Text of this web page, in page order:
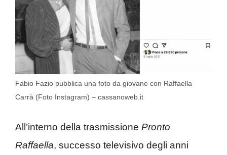
Fabio Fazio pubblica una foto da giovane con Raffaella
Carrà (Foto Instagram) – cassanoweb.it
All’interno della trasmissione Pronto
Raffaella, successo televisivo degli anni